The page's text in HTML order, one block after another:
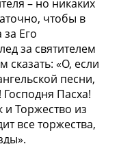
– но никаких
чтобы в
Его
за святителем
сказать: «О, если
песни,
Пасха!
и Торжество из
все торжества,
.